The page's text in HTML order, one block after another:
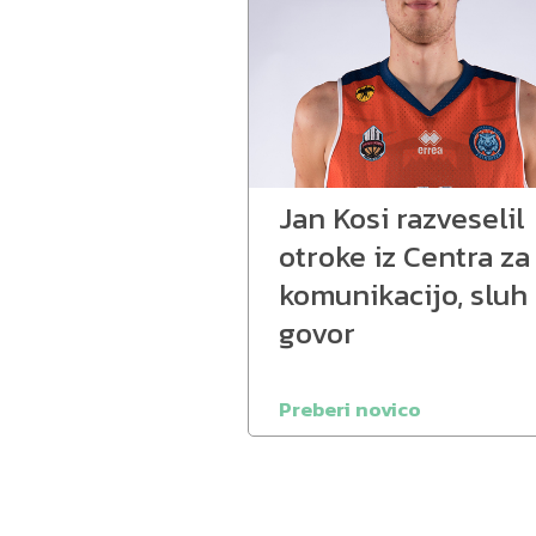
Jan Kosi razveselil
otroke iz Centra za
komunikacijo,
govor
Preberi novico